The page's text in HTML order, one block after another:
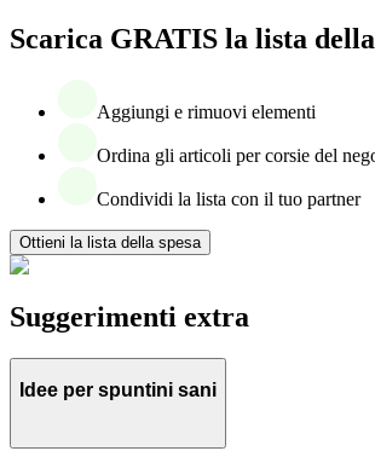
Scarica GRATIS la lista della
Aggiungi e rimuovi elementi
Ordina gli articoli per corsie del
Condividi la lista con il tuo partner
Ottieni la lista della spesa
Suggerimenti extra
Idee per spuntini sani